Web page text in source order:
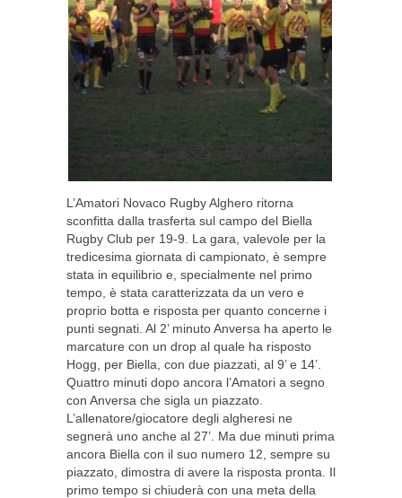
L’Amatori Novaco Rugby Alghero ritorna
sconfitta dalla trasferta sul campo del Biella
Rugby Club per 19-9. La gara, valevole per la
tredicesima giornata di campionato, è sempre
stata in equilibrio e, specialmente nel primo
tempo, è stata caratterizzata da un vero e
proprio botta e risposta per quanto concerne i
punti segnati. Al 2’ minuto Anversa ha aperto le
marcature con un drop al quale ha risposto
Hogg, per Biella, con due piazzati, al 9’ e 14’.
Quattro minuti dopo ancora l’Amatori a segno
con Anversa che sigla un piazzato.
L’allenatore/giocatore degli algheresi ne
segnerà uno anche al 27’. Ma due minuti prima
ancora Biella con il suo numero 12, sempre su
piazzato, dimostra di avere la risposta pronta. Il
primo tempo si chiuderà con una meta della